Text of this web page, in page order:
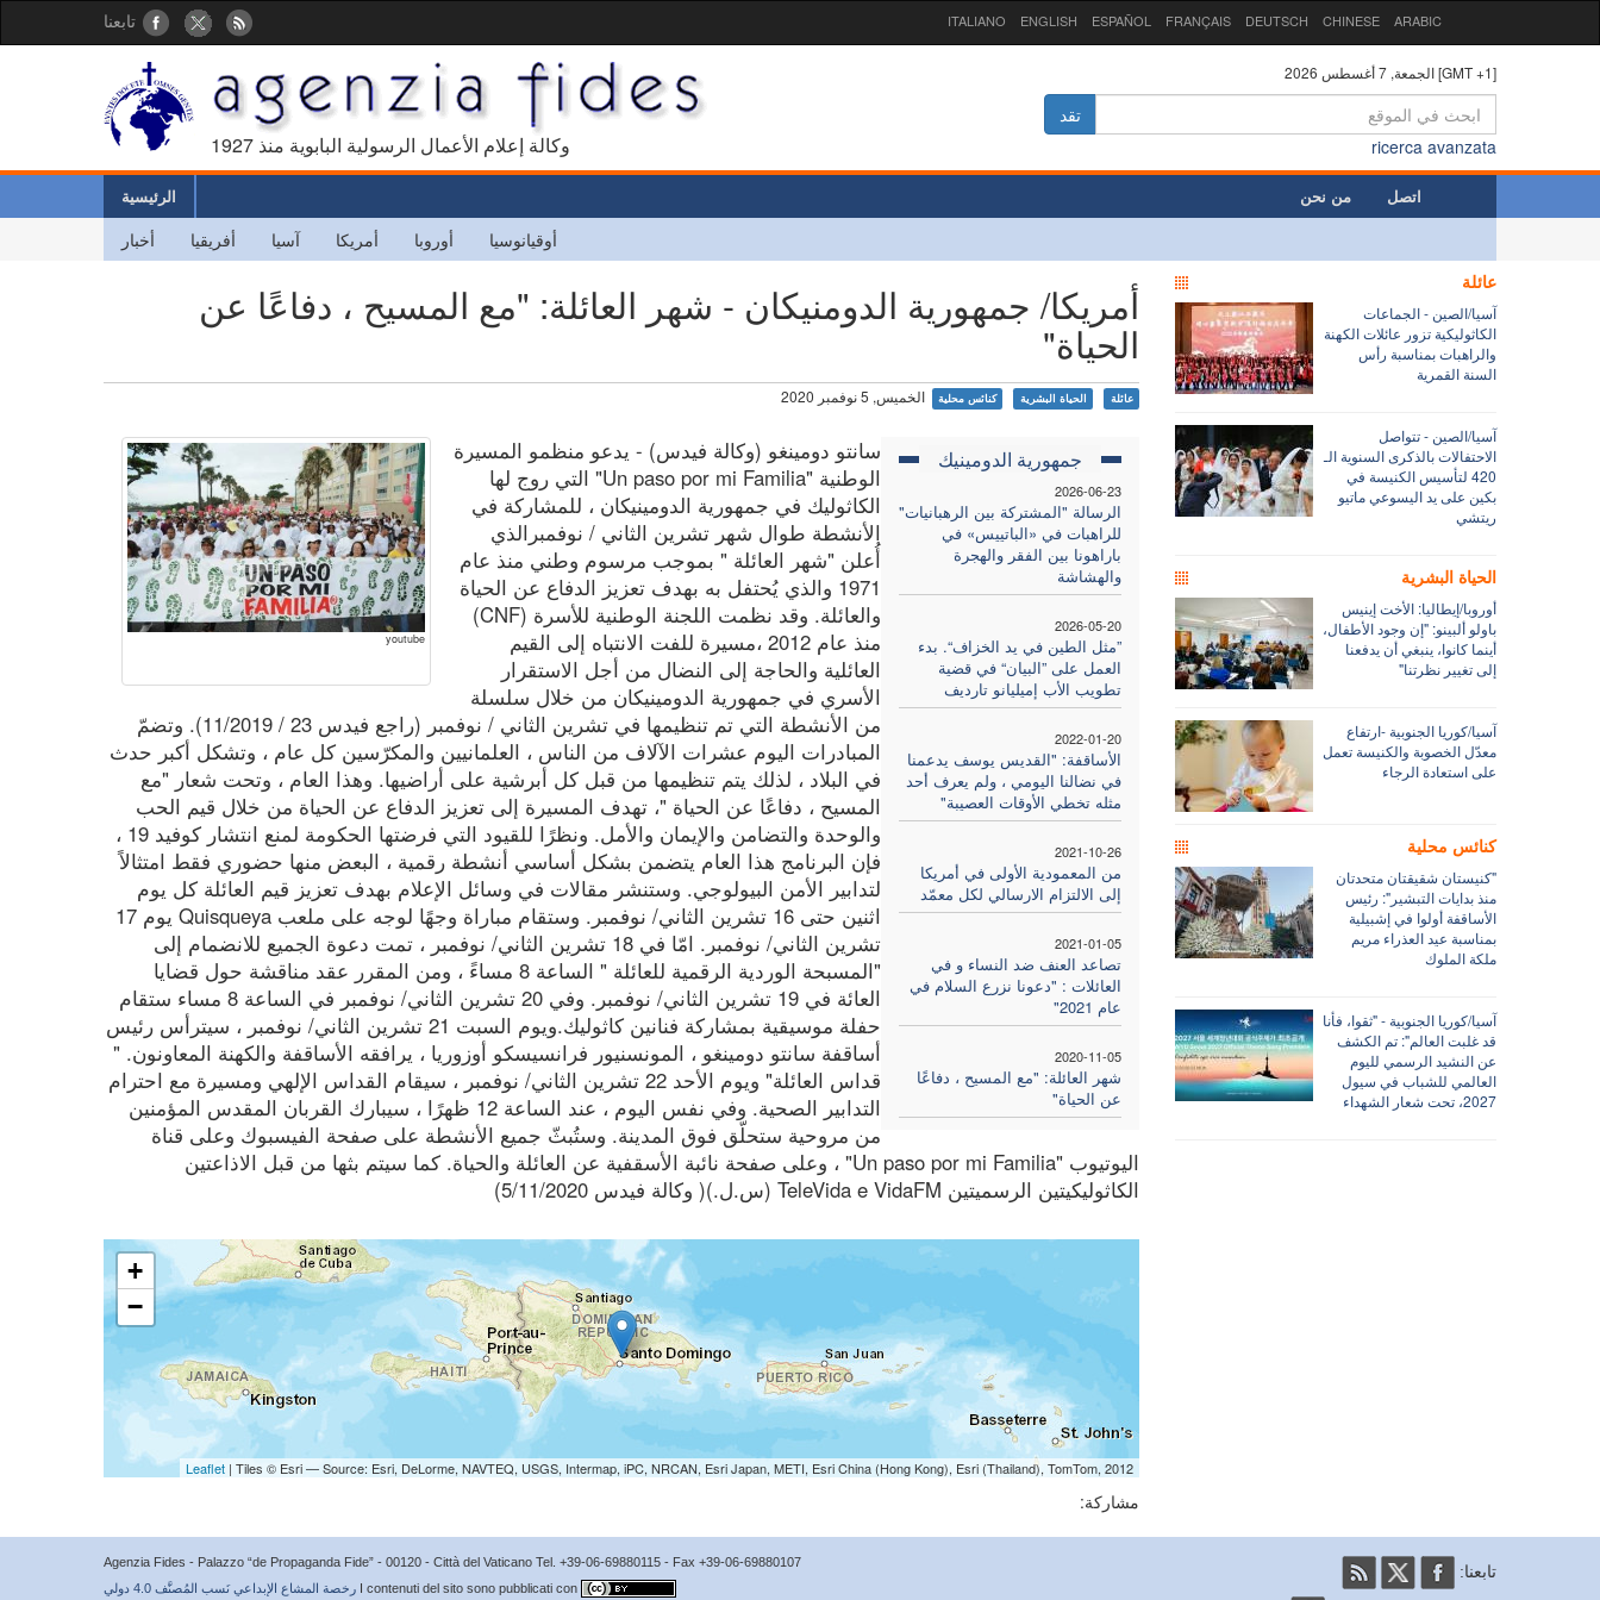
تابعنا ITALIANO ENGLISH ESPAÑOL FRANÇAIS DEUTSCH CHINESE ARABIC
1927 وكالة إعلام الأعمال الرسولية البابوية منذ
الجمعة, 7 أغسطس 2026 [GMT +1]
تقد
ricerca avanzata
الرئيسية من نحن اتصل
أخبار أفريقيا آسيا أمريكا أوروبا أوقيانوسيا
أمريكا/ جمهورية الدومنيكان - شهر العائلة: "مع المسيح ، دفاعًا عن
الحياة"
الخميس, 5 نوفمبر 2020 عائلة الحياة البشرية كنائس محلية
youtube
جمهورية الدومينيك
2026-06-23
الرسالة "المشتركة بين الرهبانيات"
للراهبات في «الباتييس» في
باراهونا بين الفقر والهجرة
والهشاشة
2026-05-20
”مثل الطين في يد الخزاف“. بدء
العمل على ”البيان“ في قضية
تطويب الأب إميليانو تارديف
2022-01-20
الأساقفة: "القديس يوسف يدعمنا
في نضالنا اليومي ، ولم يعرف أحد
مثله تخطي الأوقات العصيبة"
2021-10-26
من المعمودية الأولى في أمريكا
إلى الالتزام الارسالي لكل معمّد
2021-01-05
تصاعد العنف ضد النساء و في
العائلات : "دعونا نزرع السلام في
عام 2021"
2020-11-05
شهر العائلة: "مع المسيح ، دفاعًا
عن الحياة"
سانتو دومينغو (وكالة فيدس) - يدعو منظمو المسيرة
الوطنية "Un paso por mi Familia" التي روج لها
الكاثوليك في جمهورية الدومينيكان ، للمشاركة في
الأنشطة طوال شهر تشرين الثاني / نوفمبرالذي
أُعلن "شهر العائلة " بموجب مرسوم وطني منذ عام
1971 والذي يُحتفل به بهدف تعزيز الدفاع عن الحياة
والعائلة. وقد نظمت اللجنة الوطنية للأسرة (CNF)
منذ عام 2012 ،مسيرة للفت الانتباه إلى القيم
العائلية والحاجة إلى النضال من أجل الاستقرار
الأسري في جمهورية الدومينيكان من خلال سلسلة
من الأنشطة التي تم تنظيمها في تشرين الثاني / نوفمبر (راجع فيدس 23 / 11/2019). وتضمّ
المبادرات اليوم عشرات الآلاف من الناس ، العلمانيين والمكرّسين كل عام ، وتشكل أكبر حدث
في البلاد ، لذلك يتم تنظيمها من قبل كل أبرشية على أراضيها. وهذا العام ، وتحت شعار "مع
المسيح ، دفاعًا عن الحياة "، تهدف المسيرة إلى تعزيز الدفاع عن الحياة من خلال قيم الحب
والوحدة والتضامن والإيمان والأمل. ونظرًا للقيود التي فرضتها الحكومة لمنع انتشار كوفيد 19 ،
فإن البرنامج هذا العام يتضمن بشكل أساسي أنشطة رقمية ، البعض منها حضوري فقط امتثالاً
لتدابير الأمن البيولوجي. وستنشر مقالات في وسائل الإعلام بهدف تعزيز قيم العائلة كل يوم
اثنين حتى 16 تشرين الثاني/ نوفمبر. وستقام مباراة وجهًا لوجه على ملعب Quisqueya يوم 17
تشرين الثاني/ نوفمبر. امّا في 18 تشرين الثاني/ نوفمبر ، تمت دعوة الجميع للانضمام إلى
"المسبحة الوردية الرقمية للعائلة " الساعة 8 مساءً ، ومن المقرر عقد مناقشة حول قضايا
العائة في 19 تشرين الثاني/ نوفمبر. وفي 20 تشرين الثاني/ نوفمبر في الساعة 8 مساء ستقام
حفلة موسيقية بمشاركة فنانين كاثوليك.ويوم السبت 21 تشرين الثاني/ نوفمبر ، سيترأس رئيس
أساقفة سانتو دومينغو ، المونسنيور فرانسيسكو أوزوريا ، يرافقه الأساقفة والكهنة المعاونون. "
قداس العائلة" ويوم الأحد 22 تشرين الثاني/ نوفمبر ، سيقام القداس الإلهي ومسيرة مع احترام
التدابير الصحية. وفي نفس اليوم ، عند الساعة 12 ظهرًا ، سيبارك القربان المقدس المؤمنين
من مروحية ستحلّق فوق المدينة. وستُبثّ جميع الأنشطة على صفحة الفيسبوك وعلى قناة
اليوتيوب "Un paso por mi Familia" ، وعلى صفحة نائبة الأسقفية عن العائلة والحياة. كما سيتم بثها من قبل الاذاعتين
الكاثوليكيتين الرسميتين TeleVida e VidaFM (س.ل.)( وكالة فيدس 5/11/2020)
+
−
Leaflet | Tiles © Esri — Source: Esri, DeLorme, NAVTEQ, USGS, Intermap, iPC, NRCAN, Esri Japan, METI, Esri China (Hong Kong), Esri (Thailand), TomTom, 2012
مشاركة:
عائلة
آسيا/الصين - الجماعات
الكاثوليكية تزور عائلات الكهنة
والراهبات بمناسبة رأس
السنة القمرية
آسيا/الصين - تتواصل
الاحتفالات بالذكرى السنوية الـ
420 لتأسيس الكنيسة في
بكين على يد اليسوعي ماتيو
ريتشي
الحياة البشرية
أوروبا/إيطاليا: الأخت إينيس
باولو ألبينو: "إن وجود الأطفال،
أينما كانوا، ينبغي أن يدفعنا
إلى تغيير نظرتنا"
آسيا/كوريا الجنوبية -ارتفاع
معدّل الخصوبة والكنيسة تعمل
على استعادة الرجاء
كنائس محلية
"كنيستان شقيقتان متحدتان
منذ بدايات التبشير": رئيس
الأساقفة أولوا في إشبيلية
بمناسبة عيد العذراء مريم
ملكة الملوك
آسيا/كوريا الجنوبية - "ثقوا، فأنا
قد غلبت العالم": تم الكشف
عن النشيد الرسمي لليوم
العالمي للشباب في سيول
2027، تحت شعار الشهداء
Agenzia Fides - Palazzo “de Propaganda Fide” - 00120 - Città del Vaticano Tel. +39-06-69880115 - Fax +39-06-69880107
I contenuti del sito sono pubblicati con رخصة المشاع الإبداعي نَسب المُصنَّف 4.0 دولي
تابعنا: